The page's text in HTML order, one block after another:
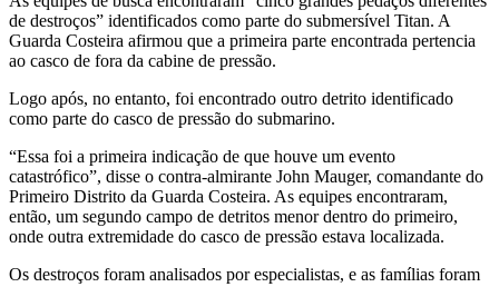
de destroços” identificados como parte do submersível Titan. A
Guarda Costeira afirmou que a primeira parte encontrada pertencia
ao casco de fora da cabine de pressão.
Logo após, no entanto, foi encontrado outro detrito identificado
como parte do casco de pressão do submarino.
“Essa foi a primeira indicação de que houve um evento
catastrófico”, disse o contra-almirante John Mauger, comandante do
Primeiro Distrito da Guarda Costeira. As equipes encontraram,
então, um segundo campo de detritos menor dentro do primeiro,
onde outra extremidade do casco de pressão estava localizada.
Os destroços foram analisados ​​por especialistas, e as famílias foram